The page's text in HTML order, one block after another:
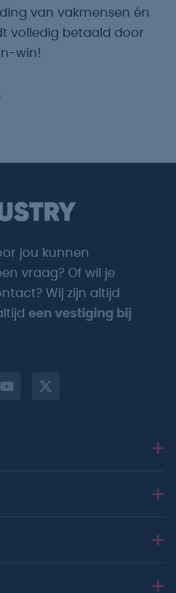
van vakmensen én
volledig betaald door
win!
jou kunnen
vraag? Of wil je
Wij zijn altijd
een vestiging bij